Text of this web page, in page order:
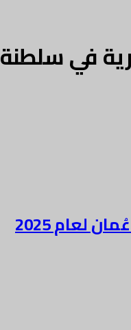
في سلطنة
لعام 2025